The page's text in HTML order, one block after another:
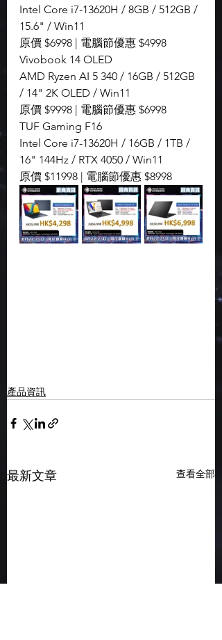
Intel Core i7-13620H / 8GB / 512GB /
15.6" / Win11
原價 $6998 | 電腦節優惠 $4998
Vivobook 14 OLED
AMD Ryzen AI 5 340 / 16GB / 512GB
/ 14" 2K OLED / Win11
原價 $9998 | 電腦節優惠 $6998
TUF Gaming F16
Intel Core i7-13620H / 16GB / 1TB /
16" 144Hz / RTX 4050 / Win11
原價 $11998 | 電腦節優惠 $8998
產品資訊
最新文章 查看全部